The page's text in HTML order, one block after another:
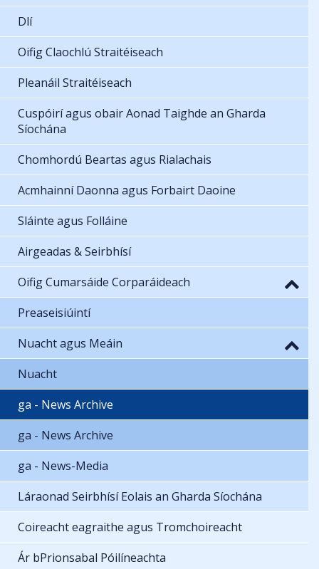
Dlí
Oifig Claochlú Straitéiseach
Pleanáil Straitéiseach
Cuspóirí agus obair Aonad Taighde an Gharda
Síochána
Chomhordú Beartas agus Rialachais
Acmhainní Daonna agus Forbairt Daoine
Sláinte agus Folláine
Airgeadas & Seirbhísí
Oifig Cumarsáide Corparáideach
Preaseisiúintí
Nuacht agus Meáin
Nuacht
ga - News Archive
ga - News Archive
ga - News-Media
Láraonad Seirbhísí Eolais an Gharda Síochána
Coireacht eagraithe agus Tromchoireacht
Ár bPrionsabal Póilíneachta